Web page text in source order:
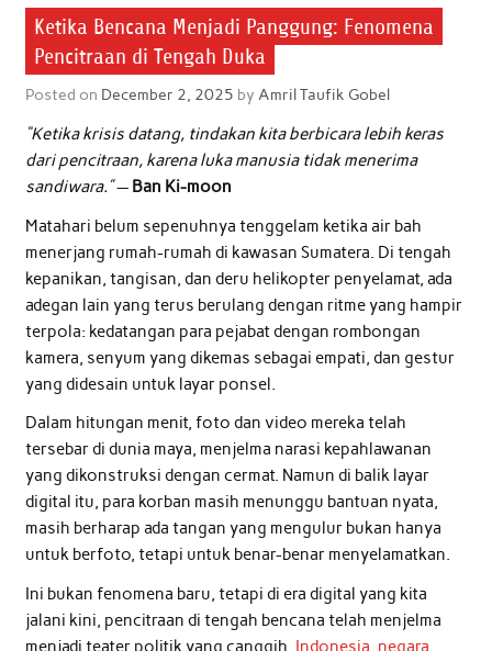
Ketika Bencana Menjadi Panggung: Fenomena
Pencitraan di Tengah Duka
Posted on December 2, 2025 by Amril Taufik Gobel
“Ketika krisis datang, tindakan kita berbicara lebih keras
dari pencitraan, karena luka manusia tidak menerima
sandiwara.”— Ban Ki-moon
Matahari belum sepenuhnya tenggelam ketika air bah
menerjang rumah-rumah di kawasan Sumatera. Di tengah
kepanikan, tangisan, dan deru helikopter penyelamat, ada
adegan lain yang terus berulang dengan ritme yang hampir
terpola: kedatangan para pejabat dengan rombongan
kamera, senyum yang dikemas sebagai empati, dan gestur
yang didesain untuk layar ponsel.
Dalam hitungan menit, foto dan video mereka telah
tersebar di dunia maya, menjelma narasi kepahlawanan
yang dikonstruksi dengan cermat. Namun di balik layar
digital itu, para korban masih menunggu bantuan nyata,
masih berharap ada tangan yang mengulur bukan hanya
untuk berfoto, tetapi untuk benar-benar menyelamatkan.
Ini bukan fenomena baru, tetapi di era digital yang kita
jalani kini, pencitraan di tengah bencana telah menjelma
menjadi teater politik yang canggih. Indonesia, negara